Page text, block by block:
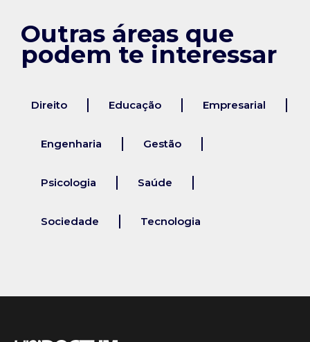
Outras áreas que
podem te interessar
Direito Educação Empresarial
Engenharia Gestão
Psicologia Saúde
Sociedade Tecnologia